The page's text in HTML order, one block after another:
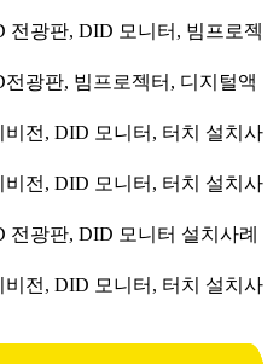
전광판, DID 모니터, 빔프로젝
전광판, 빔프로젝터, 디지털액
비전, DID 모니터, 터치 설치사
비전, DID 모니터, 터치 설치사
전광판, DID 모니터 설치사례
비전, DID 모니터, 터치 설치사